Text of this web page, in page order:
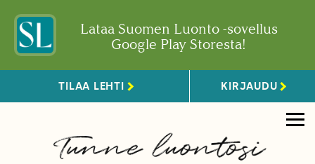
Lataa Suomen Luonto -sovellus
Google Play Storesta!
TILAA LEHTI KIRJAUDU